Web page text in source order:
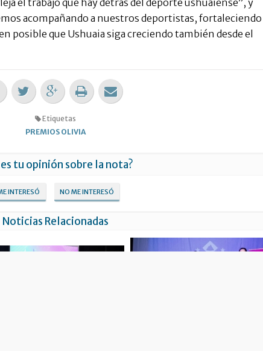
el trabajo que hay detrás del deporte ushuaiense”, y
acompañando a nuestros deportistas, fortaleciendo
posible que Ushuaia siga creciendo también desde el
Etiquetas
PREMIOS OLIVIA
tu opinión sobre la nota?
INTERESÓ NO ME INTERESÓ
Noticias Relacionadas